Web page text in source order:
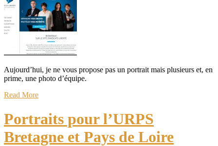
Aujourd’hui, je ne vous propose pas un portrait mais plusieurs et, en
prime, une photo d’équipe.
Read More
Portraits pour l’URPS
Bretagne et Pays de Loire